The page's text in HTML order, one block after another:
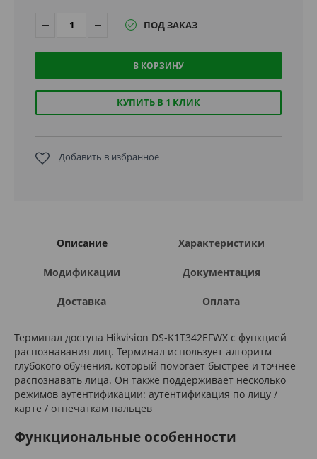
ПОД ЗАКАЗ
В КОРЗИНУ
КУПИТЬ В 1 КЛИК
Добавить в избранное
Описание Характеристики
Модификации Документация
Доставка Оплата
Терминал доступа Hikvision DS-K1T342EFWX с функцией
распознавания лиц. Терминал использует алгоритм
глубокого обучения, который помогает быстрее и точнее
распознавать лица. Он также поддерживает несколько
режимов аутентификации: аутентификация по лицу /
карте / отпечаткам пальцев
Функциональные особенности